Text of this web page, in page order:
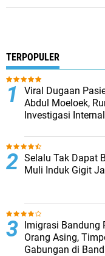
TERPOPULER
Viral Dugaan
Abdul Moeloek,
Investigasi Internal
Selalu Tak Dapat
Muli Induk Gigit
Imigrasi Bandung
Orang Asing,
Gabungan di